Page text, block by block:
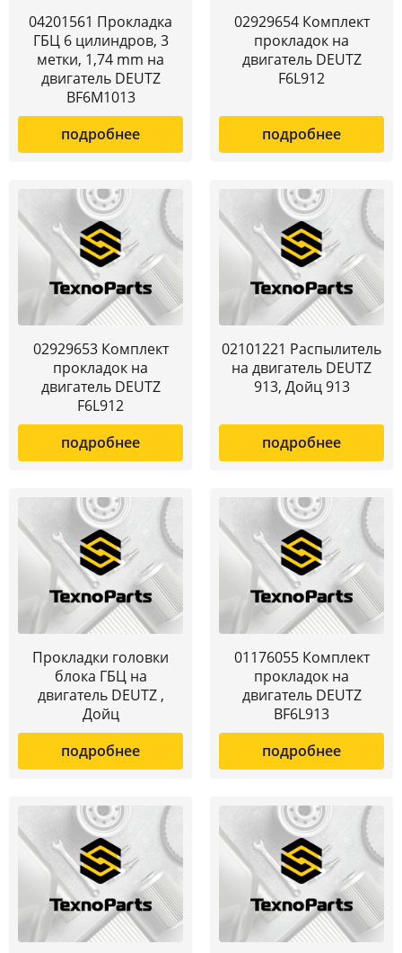
04201561 Прокладка
ГБЦ 6 цилиндров, 3
метки, 1,74 mm на
двигатель DEUTZ
BF6M1013
подробнее
02929654 Комплект
прокладок на
двигатель DEUTZ
F6L912
подробнее
02929653 Комплект
прокладок на
двигатель DEUTZ
F6L912
подробнее
02101221 Распылитель
на двигатель DEUTZ
913, Дойц 913
подробнее
Прокладки головки
блока ГБЦ на
двигатель DEUTZ ,
Дойц
подробнее
01176055 Комплект
прокладок на
двигатель DEUTZ
BF6L913
подробнее